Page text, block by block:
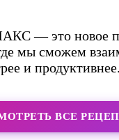
— это новое
мы сможем
и продуктивнее.
ВСЕ